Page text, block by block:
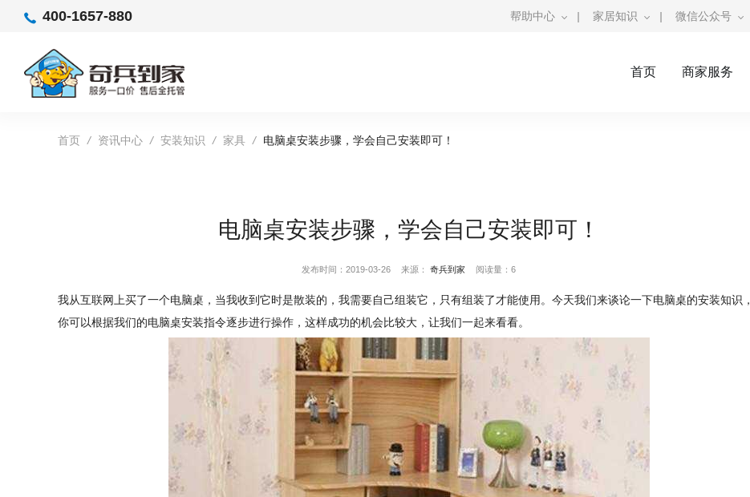
400-1657-880 帮助中心 | 家居知识 | 微信公众号
首页 商家服务
首页 / 资讯中心 / 安装知识 / 家具 / 电脑桌安装步骤，学会自己安装即可！
电脑桌安装步骤，学会自己安装即可！
发布时间：2019-03-26 来源： 奇兵到家 阅读量：6
我从互联网上买了一个电脑桌，当我收到它时是散装的，我需要自己组装它，只有组装了才能使用。今天我们来谈论一下电脑桌的安装知识，
你可以根据我们的电脑桌安装指令逐步进行操作，这样成功的机会比较大，让我们一起来看看。